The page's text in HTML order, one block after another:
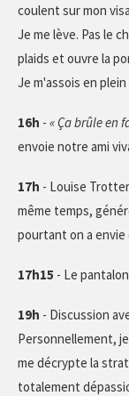
coulent sur mon
Je me lève. Pas le
plaids et ouvre la
Je m'assois en
16h - « Ça brûle en
envoie notre ami
17h - Louise
même temps,
pourtant on a
17h15 - Le
19h - Discussion
Personnellement,
me décrypte la
totalement